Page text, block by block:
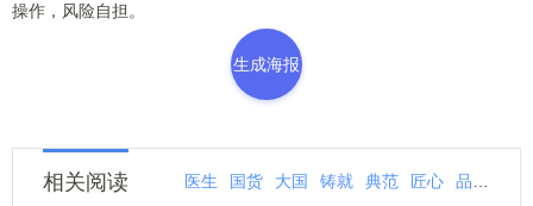
操作，风险自担。
生成海报
相关阅读 医生 国货 大国 铸就 典范 匠心 品牌